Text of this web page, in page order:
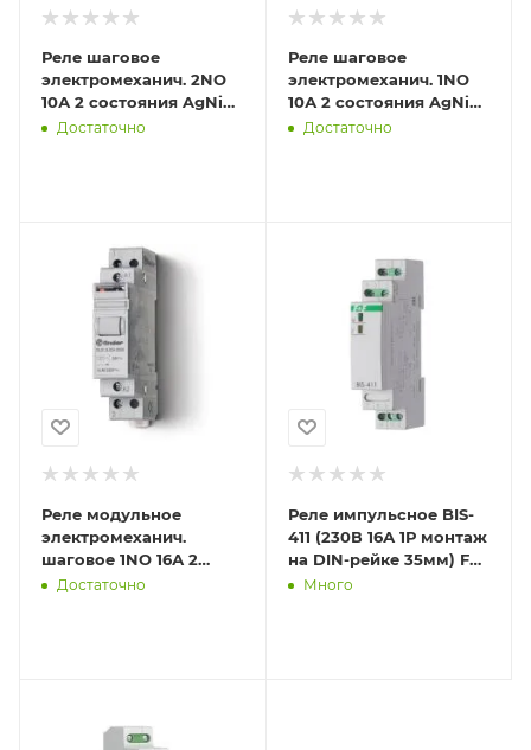
Реле шаговое
электромеханич. 2NO
10А 2 состояния AgNi
230В AC монтаж в
Достаточно
Реле шаговое
электромеханич. 1NO
10А 2 состояния AgNi
230В AC монтаж в
Достаточно
Реле модульное
электромеханич.
шаговое 1NO 16А 2
состояния AgNi 230В
Достаточно
Реле импульсное BIS-
411 (230В 16А 1Р монтаж
на DIN-рейке 35мм) F&F
EA01.005.001
Много